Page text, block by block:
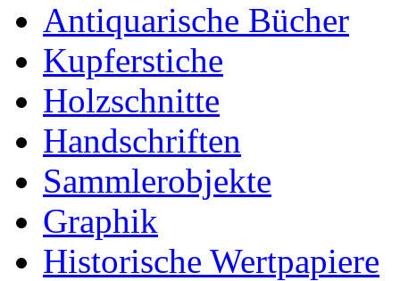
Antiquarische Bücher
Kupferstiche
Holzschnitte
Handschriften
Sammlerobjekte
Graphik
Historische Wertpapiere